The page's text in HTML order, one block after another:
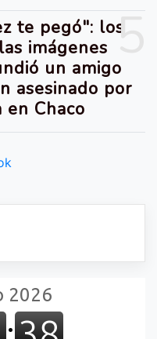
5
te pegó": los
imágenes
un amigo
asesinado por
en Chaco